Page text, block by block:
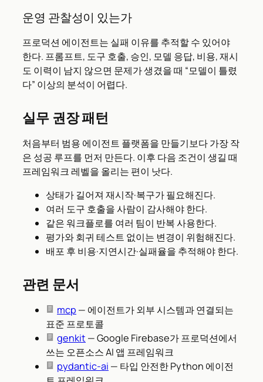
운영 관찰성이 있는가
프로덕션 에이전트는 실패 이유를 추적할 수 있어야
한다. 프롬프트, 도구 호출, 승인, 모델 응답, 비용, 재시
도 이력이 남지 않으면 문제가 생겼을 때 “모델이 틀렸
다” 이상의 분석이 어렵다.
실무 권장 패턴
처음부터 범용 에이전트 플랫폼을 만들기보다 가장 작
은 성공 루프를 먼저 만든다. 이후 다음 조건이 생길 때
프레임워크 레벨을 올리는 편이 낫다.
상태가 길어져 재시작·복구가 필요해진다.
여러 도구 호출을 사람이 감사해야 한다.
같은 워크플로를 여러 팀이 반복 사용한다.
평가와 회귀 테스트 없이는 변경이 위험해진다.
배포 후 비용·지연시간·실패율을 추적해야 한다.
관련 문서
mcp — 에이전트가 외부 시스템과 연결되는
표준 프로토콜
genkit — Google Firebase가 프로덕션에서
쓰는 오픈소스 AI 앱 프레임워크
pydantic-ai — 타입 안전한 Python 에이전